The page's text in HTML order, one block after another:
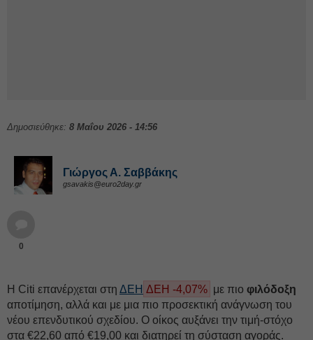
Δημοσιεύθηκε: 8 Μαΐου 2026 - 14:56
Γιώργος Α. Σαββάκης
gsavakis@euro2day.gr
0
Η Citi επανέρχεται στη ΔΕΗ ΔΕΗ -4,07% με πιο φιλόδοξη
αποτίμηση, αλλά και με μια πιο προσεκτική ανάγνωση του
νέου επενδυτικού σχεδίου. Ο οίκος αυξάνει την τιμή-στόχο
στα €22,60 από €19,00 και διατηρεί τη σύσταση αγοράς.